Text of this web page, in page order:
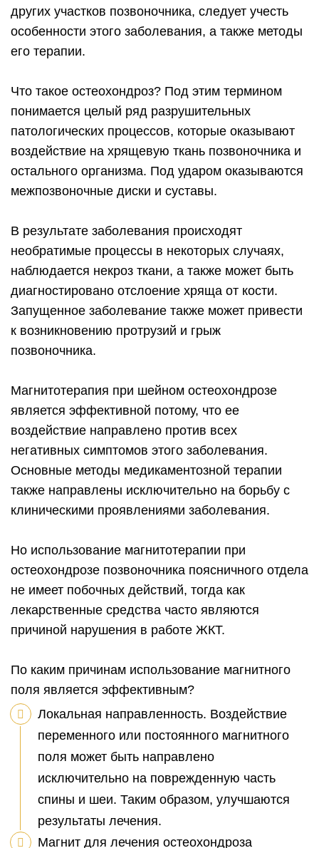
других участков позвоночника, следует учесть
особенности этого заболевания, а также методы
его терапии.
Что такое остеохондроз? Под этим термином
понимается целый ряд разрушительных
патологических процессов, которые оказывают
воздействие на хрящевую ткань позвоночника и
остального организма. Под ударом оказываются
межпозвоночные диски и суставы.
В результате заболевания происходят
необратимые процессы в некоторых случаях,
наблюдается некроз ткани, а также может быть
диагностировано отслоение хряща от кости.
Запущенное заболевание также может привести
к возникновению протрузий и грыж
позвоночника.
Магнитотерапия при шейном остеохондрозе
является эффективной потому, что ее
воздействие направлено против всех
негативных симптомов этого заболевания.
Основные методы медикаментозной терапии
также направлены исключительно на борьбу с
клиническими проявлениями заболевания.
Но использование магнитотерапии при
остеохондрозе позвоночника поясничного отдела
не имеет побочных действий, тогда как
лекарственные средства часто являются
причиной нарушения в работе ЖКТ.
По каким причинам использование магнитного
поля является эффективным?
Локальная направленность. Воздействие
переменного или постоянного магнитного
поля может быть направлено
исключительно на поврежденную часть
спины и шеи. Таким образом, улучшаются
результаты лечения.
Магнит для лечения остеохондроза